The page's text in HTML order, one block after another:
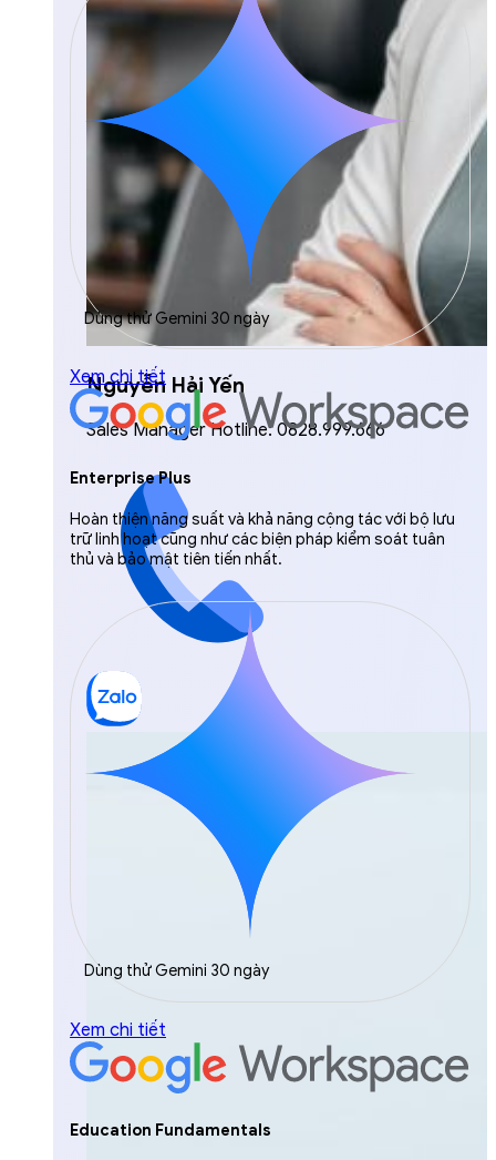
Nguyễn Hải Yến
Sales Manager Hotline: 0828.999.666
Dùng thử Gemini 30 ngày
Xem chi tiết
Enterprise Plus
Hoàn thiện năng suất và khả năng cộng tác với bộ lưu
trữ linh hoạt cũng như các biện pháp kiểm soát tuân
thủ và bảo mật tiên tiến nhất.
Dùng thử Gemini 30 ngày
Xem chi tiết
Education Fundamentals